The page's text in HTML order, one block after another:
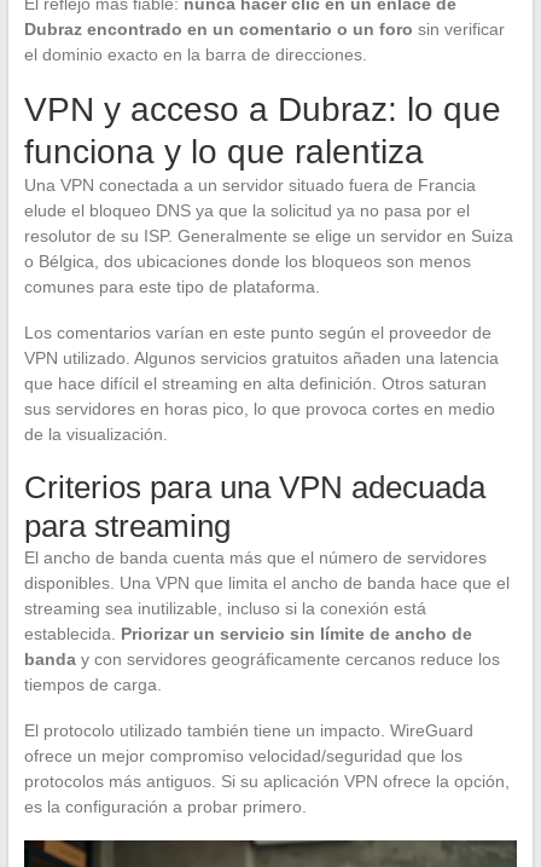
Dubraz encontrado en un comentario o un foro sin verificar
el dominio exacto en la barra de direcciones.
VPN y acceso a Dubraz: lo que
funciona y lo que ralentiza
Una VPN conectada a un servidor situado fuera de Francia
elude el bloqueo DNS ya que la solicitud ya no pasa por el
resolutor de su ISP. Generalmente se elige un servidor en Suiza
o Bélgica, dos ubicaciones donde los bloqueos son menos
comunes para este tipo de plataforma.
Los comentarios varían en este punto según el proveedor de
VPN utilizado. Algunos servicios gratuitos añaden una latencia
que hace difícil el streaming en alta definición. Otros saturan
sus servidores en horas pico, lo que provoca cortes en medio
de la visualización.
Criterios para una VPN adecuada
para streaming
El ancho de banda cuenta más que el número de servidores
disponibles. Una VPN que limita el ancho de banda hace que el
streaming sea inutilizable, incluso si la conexión está
establecida. Priorizar un servicio sin límite de ancho de
banday con servidores geográficamente cercanos reduce los
tiempos de carga.
El protocolo utilizado también tiene un impacto. WireGuard
ofrece un mejor compromiso velocidad/seguridad que los
protocolos más antiguos. Si su aplicación VPN ofrece la opción,
es la configuración a probar primero.